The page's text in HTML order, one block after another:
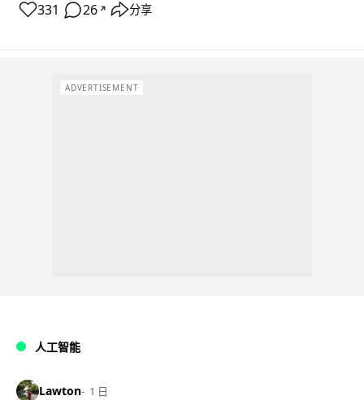
331 26 ↗ 分享
ADVERTISEMENT
人工智能
Lawton 1 日